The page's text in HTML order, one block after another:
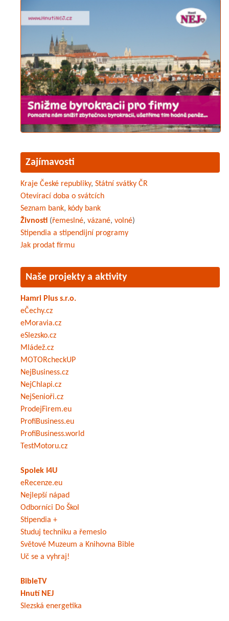
Zajímavosti
Kraje České republiky, Státní svátky ČR
Otevírací doba o svátcích
Seznam bank, kódy bank
Živnosti (řemeslné, vázané, volné)
Stipendia a stipendijní programy
Jak prodat firmu
Naše projekty a aktivity
Hamri Plus s.r.o.
eČechy.cz
eMoravia.cz
eSlezsko.cz
Mládež.cz
MOTORcheckUP
NejBusiness.cz
NejChlapi.cz
NejSenioři.cz
ProdejFirem.eu
ProfiBusiness.eu
ProfiBusiness.world
TestMotoru.cz
Spolek I4U
eRecenze.eu
Nejlepší nápad
Odborníci Do Škol
Stipendia +
Studuj techniku a řemeslo
Světové Muzeum a Knihovna Bible
Uč se a vyhraj!
BibleTV
Hnutí NEJ
Slezská energetika